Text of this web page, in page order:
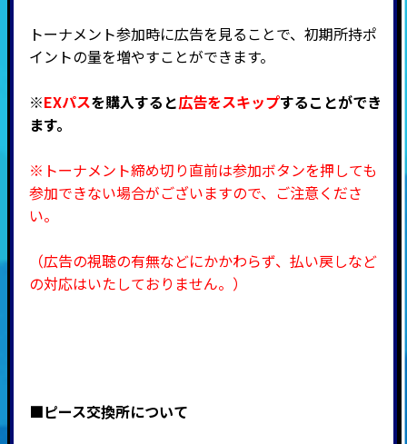
トーナメント参加時に広告を見ることで、初期所持ポ
イントの量を増やすことができます。
※EXパスを購入すると広告をスキップすることができ
ます。
※トーナメント締め切り直前は参加ボタンを押しても
参加できない場合がございますので、ご注意くださ
い。
（広告の視聴の有無などにかかわらず、払い戻しなど
の対応はいたしておりません。）
■ピース交換所について